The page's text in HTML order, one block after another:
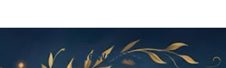
Newsletter